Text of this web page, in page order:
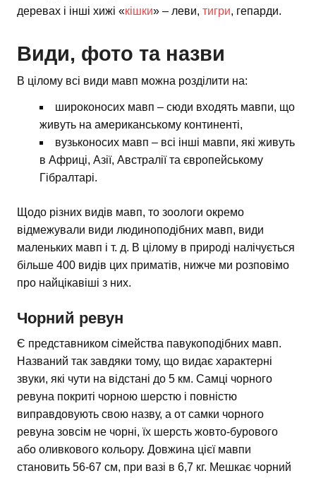
деревах і інші хижі «кішки» – леви, тигри, гепарди.
Види, фото та назви
В цілому всі види мавп можна розділити на:
широконосих мавп – сюди входять мавпи, що
живуть на американському континенті,
вузьконосих мавп – всі інші мавпи, які живуть
в Африці, Азії, Австралії та європейському
Гібралтарі.
Щодо різних видів мавп, то зоологи окремо
відмежували види людиноподібних мавп, види
маленьких мавп і т. д. В цілому в природі налічується
більше 400 видів цих приматів, нижче ми розповімо
про найцікавіші з них.
Чорний ревун
Є представником сімейства павукоподібних мавп.
Названий так завдяки тому, що видає характерні
звуки, які чути на відстані до 5 км. Самці чорного
ревуна покриті чорною шерстю і повністю
виправдовують свою назву, а от самки чорного
ревуна зовсім не чорні, їх шерсть жовто-бурового
або оливкового кольору. Довжина цієї мавпи
становить 56-67 см, при вазі в 6,7 кг. Мешкає чорний